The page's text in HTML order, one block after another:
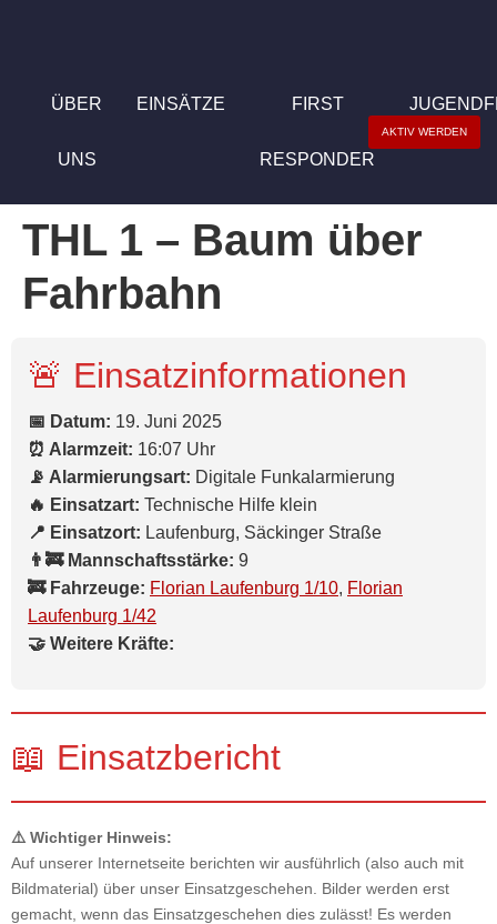
ÜBER
UNS
EINSÄTZE FIRST
RESPONDER
AKTIV WERDEN
THL 1 – Baum über
Fahrbahn
🚨 Einsatzinformationen
📅 Datum: 19. Juni 2025
⏰ Alarmzeit: 16:07 Uhr
📡 Alarmierungsart: Digitale Funkalarmierung
🔥 Einsatzart: Technische Hilfe klein
📍 Einsatzort: Laufenburg, Säckinger Straße
👨‍🚒 Mannschaftsstärke: 9
🚒 Fahrzeuge: Florian Laufenburg 1/10, Florian
Laufenburg 1/42
🤝 Weitere Kräfte:
📖 Einsatzbericht
⚠️ Wichtiger Hinweis:
Auf unserer Internetseite berichten wir ausführlich (also auch mit
Bildmaterial) über unser Einsatzgeschehen. Bilder werden erst
gemacht, wenn das Einsatzgeschehen dies zulässt! Es werden